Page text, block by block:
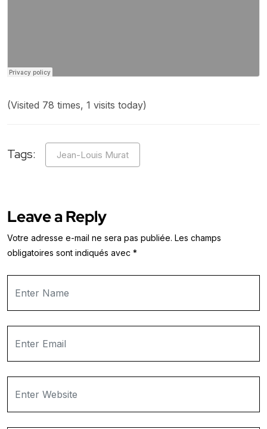
(Visited 78 times, 1 visits today)
Tags: Jean-Louis Murat
Leave a Reply
Votre adresse e-mail ne sera pas publiée. Les champs
obligatoires sont indiqués avec *